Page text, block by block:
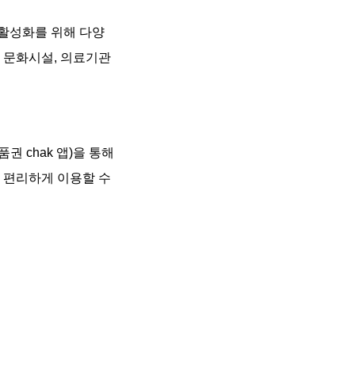
성화를 위해 다양
화시설, 의료기관
권 chak 앱)을 통해
리하게 이용할 수